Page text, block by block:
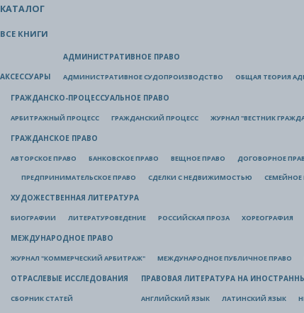
КАТАЛОГ
ВСЕ КНИГИ
АКСЕССУАРЫ
АДМИНИСТРАТИВНОЕ ПРАВО
АДМИНИСТРАТИВНОЕ СУДОПРОИЗВОДСТВО ОБЩАЯ ТЕОРИЯ
ГРАЖДАНСКО-ПРОЦЕССУАЛЬНОЕ ПРАВО
АРБИТРАЖНЫЙ ПРОЦЕСС ГРАЖДАНСКИЙ ПРОЦЕСС ЖУРНАЛ "ВЕСТНИК
ГРАЖДАНСКОЕ ПРАВО
АВТОРСКОЕ ПРАВО БАНКОВСКОЕ ПРАВО ВЕЩНОЕ ПРАВО ДОГОВОРНОЕ
ПРЕДПРИНИМАТЕЛЬСКОЕ ПРАВО СДЕЛКИ С НЕДВИЖИМОСТЬЮ СЕМЕЙНОЕ
ХУДОЖЕСТВЕННАЯ ЛИТЕРАТУРА
БИОГРАФИИ ЛИТЕРАТУРОВЕДЕНИЕ РОССИЙСКАЯ ПРОЗА ХОРЕОГРАФИЯ
МЕЖДУНАРОДНОЕ ПРАВО
ЖУРНАЛ "КОММЕРЧЕСКИЙ АРБИТРАЖ" МЕЖДУНАРОДНОЕ ПУБЛИЧНОЕ ПРАВО
ОТРАСЛЕВЫЕ ИССЛЕДОВАНИЯ
СБОРНИК СТАТЕЙ
ПРАВОВАЯ ЛИТЕРАТУРА НА
АНГЛИЙСКИЙ ЯЗЫК ЛАТИНСКИЙ ЯЗЫК